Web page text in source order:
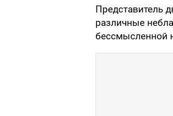
Представитель
различные
бессмысленной